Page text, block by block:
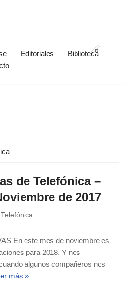
Editoriales
Biblioteca
de Telefónica –
de 2017
Telefónica
En este mes de noviembre es
para 2018. Y nos
algunos compañeros nos
más »